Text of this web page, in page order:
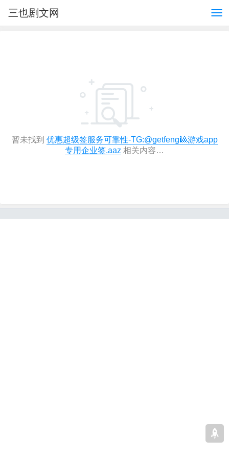
三也剧文网
暂未找到 优惠超级签服务可靠性-TG:@getfeng🎱游戏app
专用企业签.aaz 相关内容…